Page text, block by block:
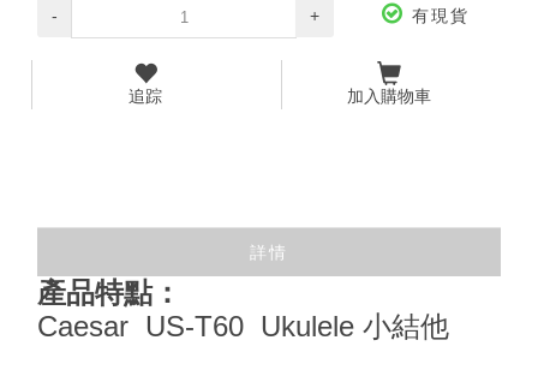
- + 有現貨
追踪 加入購物車
詳情
產品特點：
Caesar US-T60 Ukulele 小結他